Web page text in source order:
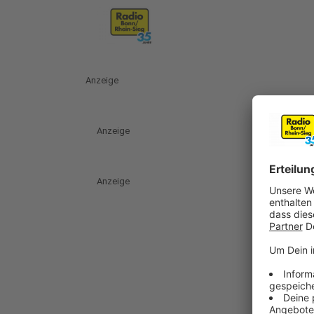
Anzeige
Anzeige
Anzeige